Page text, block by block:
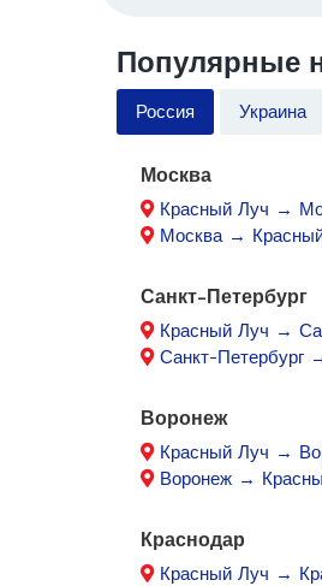
Популярные
Россия Украина
Москва
Красный Луч →
Москва →
Санкт-Петербург
Красный Луч →
Санкт-Петербург →
Воронеж
Красный Луч →
Воронеж →
Краснодар
Красный Луч →